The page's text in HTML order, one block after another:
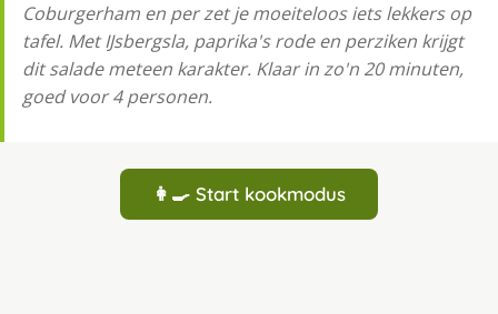
Coburgerham en per zet je moeiteloos iets lekkers op
tafel. Met IJsbergsla, paprika's rode en perziken krijgt
dit salade meteen karakter. Klaar in zo'n 20 minuten,
goed voor 4 personen.
👩‍🍳 Start kookmodus